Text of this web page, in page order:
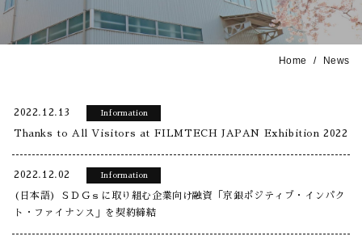
Home News
2022.12.13 Information
Thanks to All Visitors at FILMTECH JAPAN Exhibition 2022
2022.12.02 Information
(日本語) ＳＤＧｓに取り組む企業向け融資「京銀ポジティブ・インパク
ト・ファイナンス」を契約締結